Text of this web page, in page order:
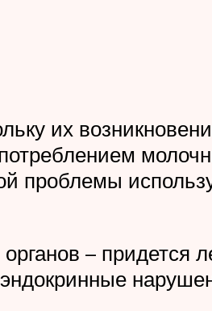
их
проблемы
– придется